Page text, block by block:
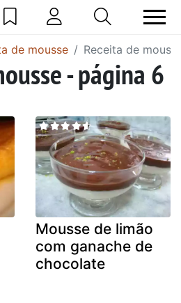
de mousse Receita de
- página 6
Mousse de limão
com ganache de
chocolate